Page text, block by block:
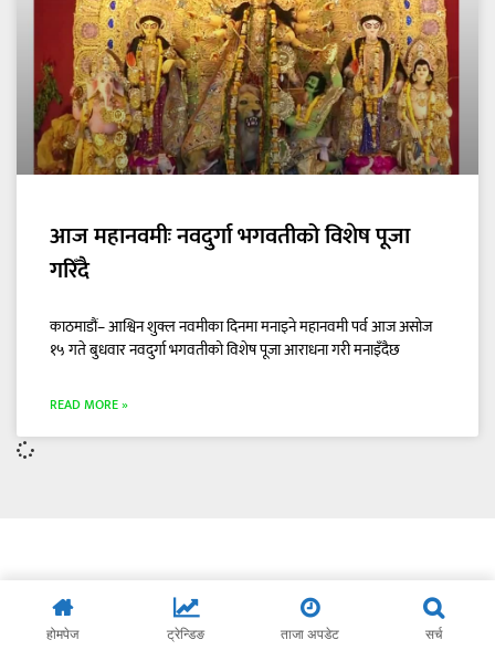
आज महानवमीः नवदुर्गा भगवतीको विशेष पूजा
गरिँदै
काठमाडौं– आश्विन शुक्ल नवमीका दिनमा मनाइने महानवमी पर्व आज असोज
१५ गते बुधवार नवदुर्गा भगवतीको विशेष पूजा आराधना गरी मनाइँदैछ
READ MORE »
होमपेज ट्रेन्डिङ ताजा अपडेट सर्च